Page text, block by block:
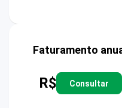
Faturamento
R$ Consultar